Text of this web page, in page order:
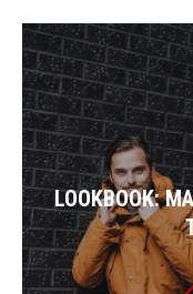
LOOKBOOK: